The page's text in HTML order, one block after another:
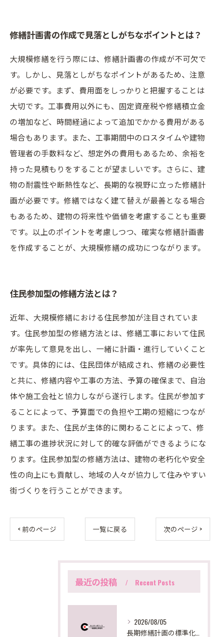
修繕計画書の作成で見落としがちなポイントとは？
大規模修繕を行う際には、修繕計画書の作成が不可欠で
す。しかし、見落としがちなポイントがあるため、注意
が必要です。まず、費用面をしっかりと把握することは
大切です。工事費用以外にも、固定資産税や修繕積立金
の増加など、時間経過によって追加でかかる費用がある
場合もあります。また、工事期間中のロスタイムや建物
管理者の手数料など、想定外の費用もあるため、余裕を
持った見積もりをすることが望ましいです。さらに、建
物の耐震性や断熱性など、長期的な視野に立った修繕計
画が必要です。修繕ではなく建て替えが最善となる場合
もあるため、建物の将来性や価値を考慮することも重要
です。以上のポイントを考慮しつつ、確実な修繕計画書
を作成することが、大規模修繕の成功につながります。
住民参加型の修繕方法とは？
近年、大規模修繕における住民参加が注目されていま
す。住民参加型の修繕方法とは、修繕工事において住民
が率先して意見を出し、一緒に計画・進行していくこと
です。具体的には、住民団体が結成され、修繕の必要性
と共に、修繕内容や工事の方法、予算の確保まで、自治
体や施工会社と協力しながら遂行します。住民が参加す
ることによって、予算面での負担や工期の短縮につなが
ります。また、住民が主体的に関わることによって、修
繕工事の進捗状況に対して的確な評価ができるようにな
ります。住民参加型の修繕方法は、建物の老朽化や安全
性の向上にも貢献し、地域の人々が協力して住みやすい
街づくりを行うことができます。
< 前のページ 一覧に戻る 次のページ >
最近の投稿 Recent Posts
2026/08/05